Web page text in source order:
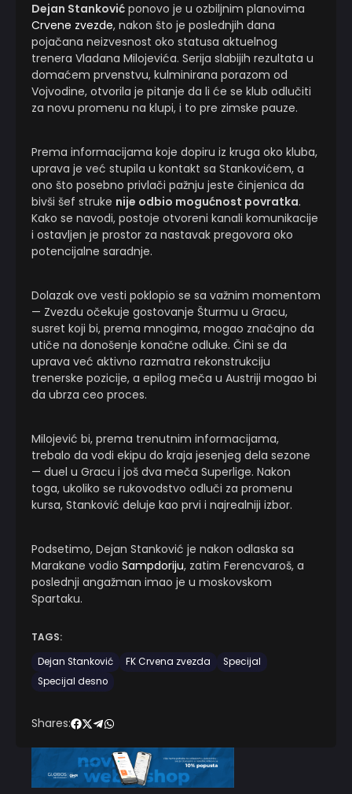
Dejan Stanković ponovo je u ozbiljnim planovima
Crvene zvezde, nakon što je poslednjih dana
pojačana neizvesnost oko statusa aktuelnog
trenera Vladana Milojevića. Serija slabijih rezultata u
domaćem prvenstvu, kulminirana porazom od
Vojvodine, otvorila je pitanje da li će se klub odlučiti
za novu promenu na klupi, i to pre zimske pauze.
Prema informacijama koje dopiru iz kruga oko kluba,
uprava je već stupila u kontakt sa Stankovićem, a
ono što posebno privlači pažnju jeste činjenica da
bivši šef struke nije odbio mogućnost povratka.
Kako se navodi, postoje otvoreni kanali komunikacije
i ostavljen je prostor za nastavak pregovora oko
potencijalne saradnje.
Dolazak ove vesti poklopio se sa važnim momentom
— Zvezdu očekuje gostovanje Šturmu u Gracu,
susret koji bi, prema mnogima, mogao značajno da
utiče na donošenje konačne odluke. Čini se da
uprava već aktivno razmatra rekonstrukciju
trenerske pozicije, a epilog meča u Austriji mogao bi
da ubrza ceo proces.
Milojević bi, prema trenutnim informacijama,
trebalo da vodi ekipu do kraja jesenjeg dela sezone
— duel u Gracu i još dva meča Superlige. Nakon
toga, ukoliko se rukovodstvo odluči za promenu
kursa, Stanković deluje kao prvi i najrealniji izbor.
Podsetimo, Dejan Stanković je nakon odlaska sa
Marakane vodio Sampdoriju, zatim Ferencvaroš, a
poslednji angažman imao je u moskovskom
Spartaku.
TAGS:
Dejan Stanković
FK Crvena zvezda
Specijal
Specijal desno
Shares: